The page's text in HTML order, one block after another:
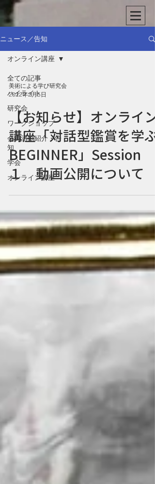
ニュース／告知
全ての記事
ハイライト
研究会
ワークショップ
会員活動紹介・告
知
学会
オンライン講座
オンライン講座
美術による学び研究会
2022年2月5日
【お知らせ】オンライン
講座「対話型鑑賞を学ぶ
BEGINNER」Session
１ 動画公開について